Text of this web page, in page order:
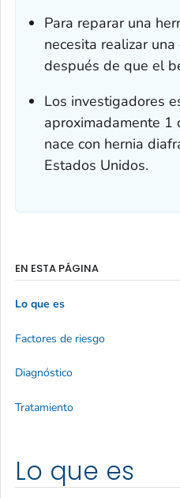
Para reparar una
necesita realizar
después de que el
Los investigadores
aproximadamente
nace con hernia
Estados Unidos.
Lo que es
EN ESTA PÁGINA
Lo que es
Factores de riesgo
Diagnóstico
Tratamiento